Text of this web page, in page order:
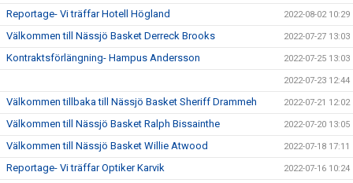
Reportage- Vi träffar Hotell Högland 2022-08-02 10:29
Välkommen till Nässjö Basket Derreck Brooks 2022-07-27 13:03
Kontraktsförlängning- Hampus Andersson 2022-07-25 13:03
2022-07-23 12:44
Välkommen tillbaka till Nässjö Basket Sheriff Drammeh 2022-07-21 12:02
Välkommen till Nässjö Basket Ralph Bissainthe 2022-07-20 13:05
Välkommen till Nässjö Basket Willie Atwood 2022-07-18 17:11
Reportage- Vi träffar Optiker Karvik 2022-07-16 10:24